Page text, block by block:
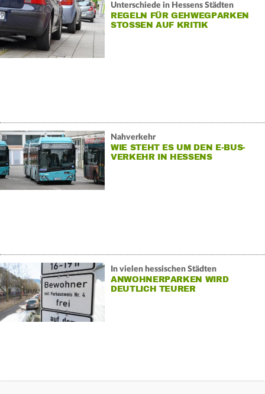
Unterschiede in Hessens Städten
REGELN FÜR GEHWEGPARKEN
STOSSEN AUF KRITIK
Nahverkehr
WIE STEHT ES UM DEN E-BUS-
VERKEHR IN HESSENS
In vielen hessischen Städten
ANWOHNERPARKEN WIRD
DEUTLICH TEURER